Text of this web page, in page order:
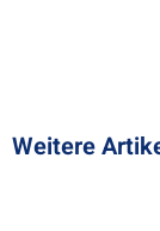
Weitere